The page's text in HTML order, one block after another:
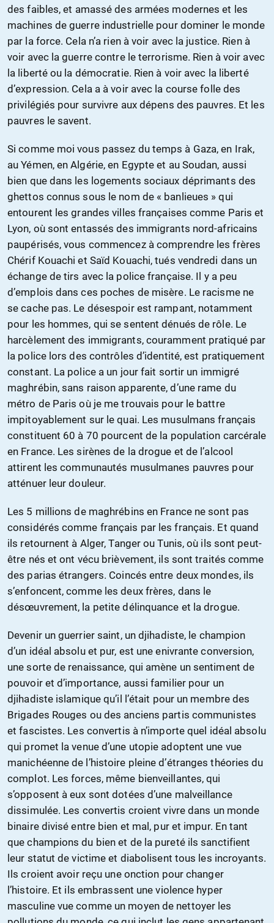
des faibles, et amassé des armées modernes et les
machines de guerre industrielle pour dominer le monde
par la force. Cela n’a rien à voir avec la justice. Rien à
voir avec la guerre contre le terrorisme. Rien à voir avec
la liberté ou la démocratie. Rien à voir avec la liberté
d’expression. Cela a à voir avec la course folle des
privilégiés pour survivre aux dépens des pauvres. Et les
pauvres le savent.
Si comme moi vous passez du temps à Gaza, en Irak,
au Yémen, en Algérie, en Egypte et au Soudan, aussi
bien que dans les logements sociaux déprimants des
ghettos connus sous le nom de « banlieues » qui
entourent les grandes villes françaises comme Paris et
Lyon, où sont entassés des immigrants nord-africains
paupérisés, vous commencez à comprendre les frères
Chérif Kouachi et Saïd Kouachi, tués vendredi dans un
échange de tirs avec la police française. Il y a peu
d’emplois dans ces poches de misère. Le racisme ne
se cache pas. Le désespoir est rampant, notamment
pour les hommes, qui se sentent dénués de rôle. Le
harcèlement des immigrants, couramment pratiqué par
la police lors des contrôles d’identité, est pratiquement
constant. La police a un jour fait sortir un immigré
maghrébin, sans raison apparente, d’une rame du
métro de Paris où je me trouvais pour le battre
impitoyablement sur le quai. Les musulmans français
constituent 60 à 70 pourcent de la population carcérale
en France. Les sirènes de la drogue et de l’alcool
attirent les communautés musulmanes pauvres pour
atténuer leur douleur.
Les 5 millions de maghrébins en France ne sont pas
considérés comme français par les français. Et quand
ils retournent à Alger, Tanger ou Tunis, où ils sont peut-
être nés et ont vécu brièvement, ils sont traités comme
des parias étrangers. Coincés entre deux mondes, ils
s’enfoncent, comme les deux frères, dans le
désœuvrement, la petite délinquance et la drogue.
Devenir un guerrier saint, un djihadiste, le champion
d’un idéal absolu et pur, est une enivrante conversion,
une sorte de renaissance, qui amène un sentiment de
pouvoir et d’importance, aussi familier pour un
djihadiste islamique qu’il l’était pour un membre des
Brigades Rouges ou des anciens partis communistes
et fascistes. Les convertis à n’importe quel idéal absolu
qui promet la venue d’une utopie adoptent une vue
manichéenne de l’histoire pleine d’étranges théories du
complot. Les forces, même bienveillantes, qui
s’opposent à eux sont dotées d’une malveillance
dissimulée. Les convertis croient vivre dans un monde
binaire divisé entre bien et mal, pur et impur. En tant
que champions du bien et de la pureté ils sanctifient
leur statut de victime et diabolisent tous les incroyants.
Ils croient avoir reçu une onction pour changer
l’histoire. Et ils embrassent une violence hyper
masculine vue comme un moyen de nettoyer les